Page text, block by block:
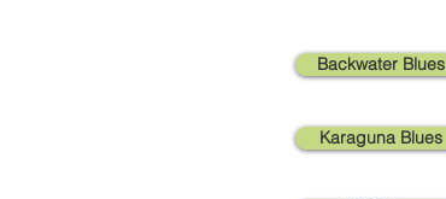
Backwater Blues
Karaguna Blues